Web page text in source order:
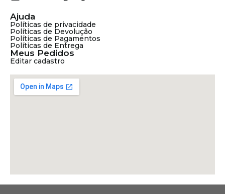
Ajuda
Políticas de privacidade
Políticas de Devolução
Políticas de Pagamentos
Políticas de Entrega
Meus Pedidos
Editar cadastro